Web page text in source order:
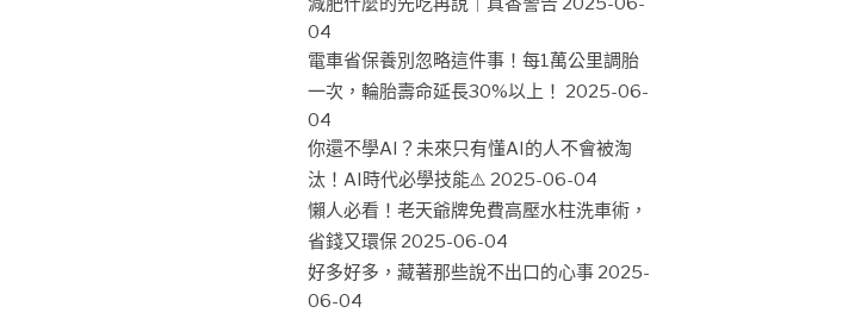
04
電車省保養別忽略這件事！每1萬公里調胎
一次，輪胎壽命延長30%以上！ 2025-06-
04
你還不學AI？未來只有懂AI的人不會被淘
汰！AI時代必學技能⚠️ 2025-06-04
懶人必看！老天爺牌免費高壓水柱洗車術，
省錢又環保 2025-06-04
好多好多，藏著那些說不出口的心事 2025-
06-04